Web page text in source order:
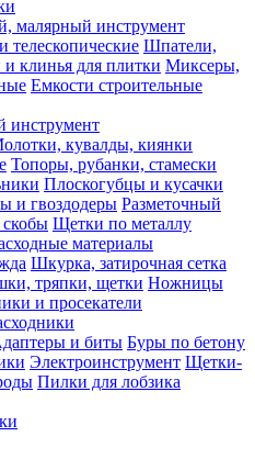
малярный инструмент
телескопические Шпатели,
клинья для плитки Миксеры,
Емкости строительные
инструмент
кувалды, киянки
Топоры, рубанки, стамески
Плоскогубцы и кусачки
и гвоздодеры Разметочный
Щетки по металлу
материалы
Шкурка, затирочная сетка
тряпки, щетки Ножницы
и просекатели
и биты Буры по бетону
Электроинструмент Щетки-
Пилки для лобзика